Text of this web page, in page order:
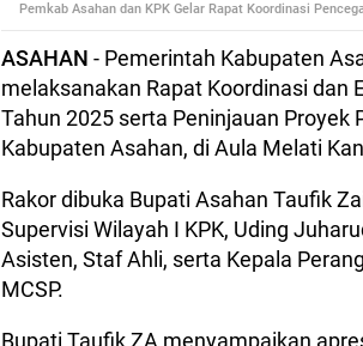
Pemkab Asahan dan KPK Gelar Rapat Koordinasi
ASAHAN - Pemerintah Kabupaten
melaksanakan Rapat Koordinasi dan
Tahun 2025 serta Peninjauan Proyek
Kabupaten Asahan, di Aula Melati
Rakor dibuka Bupati Asahan Taufik
Supervisi Wilayah I KPK, Uding
Asisten, Staf Ahli, serta Kepala
MCSP.
Bupati Taufik ZA menyampaikan